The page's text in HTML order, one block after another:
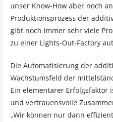
unser Know-How aber noch
Produktionsprozess der
gibt noch immer sehr viele
zu einer Lights-Out-Factory
Die Automatisierung der
Wachstumsfeld der
Ein elementarer Erfolgsfaktor
und vertrauensvolle
„Wir können nur dann